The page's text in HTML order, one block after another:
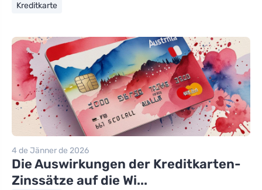
Kreditkarte
4 de Jänner de 2026
Die Auswirkungen der Kreditkarten-
Zinssätze auf die Wi...